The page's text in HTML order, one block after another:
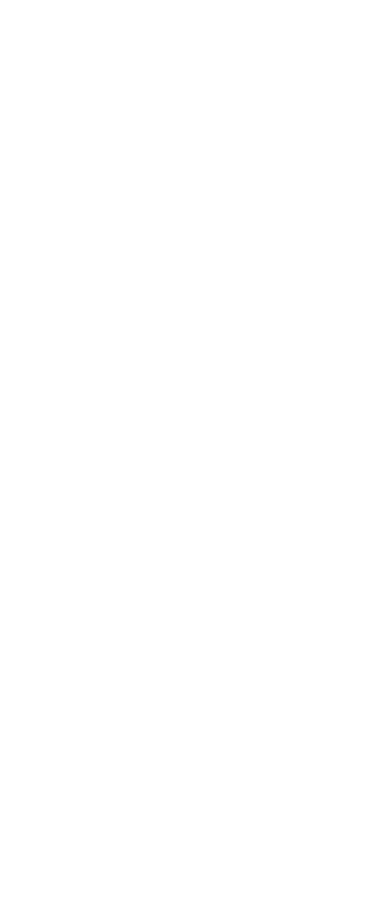
nám (v úterý) předala obálku s informací o výletech a schůzce, která
několika lidem k jejich dotazům řekla, že se nemůže rozkrájet, že
schůzka až v polovině pobytu celkem k ničemu. Taky žádné výlety
ale vždy přišel delegát nebo delegátka do přímo našeho hotelu, byla
informace o odjezdu z hotelu na letiště) a informační schůzka byla